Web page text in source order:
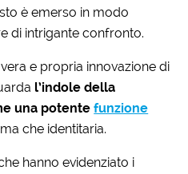
è emerso in modo
di intrigante confronto.
e propria innovazione di
l’indole della
una potentefunzione
che identitaria.
hanno evidenziato i